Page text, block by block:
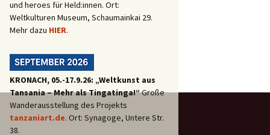
und heroes für Held:innen. Ort:
Weltkulturen Museum, Schaumainkai 29.
Mehr dazu HIER.
KRONACH, 05.-17.9.26: „Weltkunst aus
Tansania – Mehr als Tingatinga!“Große
Wanderausstellung des Projekts
tanzaniart.de. Ort: Synagoge, Untere Str.
38.